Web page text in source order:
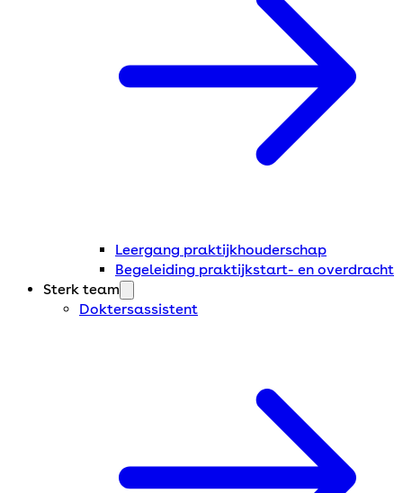
Leergang praktijkhouderschap
Begeleiding praktijkstart- en overdracht
Sterk team
Doktersassistent